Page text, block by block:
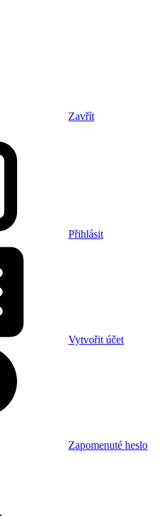
Zavřít
Přihlásit
Vytvořit účet
Zapomenuté heslo